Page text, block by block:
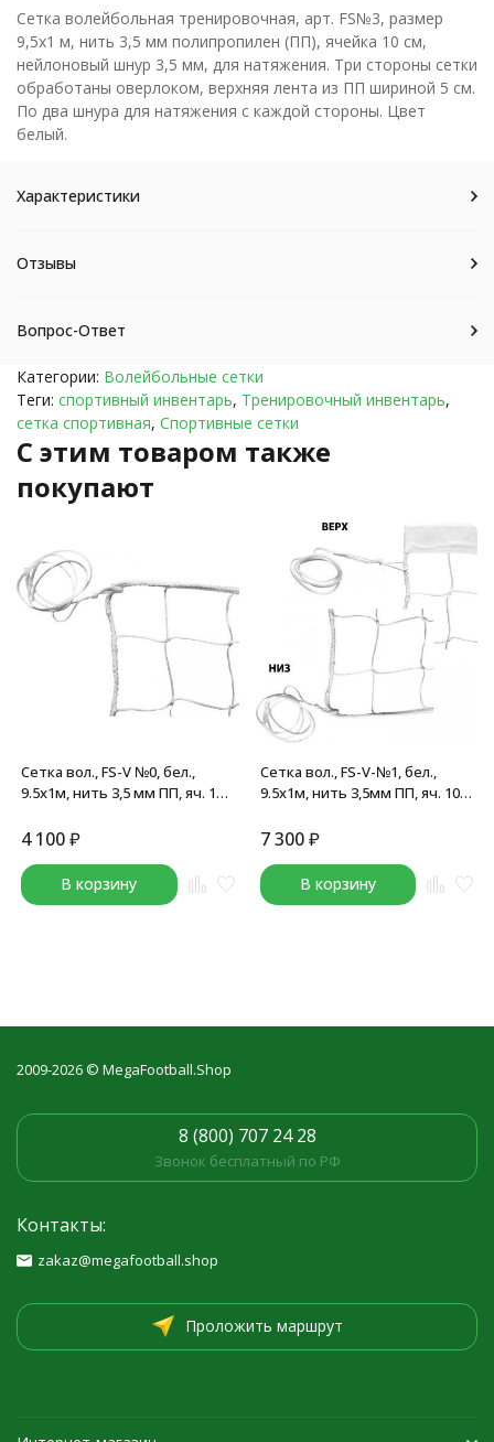
Сетка волейбольная тренировочная, арт. FS№3, размер
9,5х1 м, нить 3,5 мм полипропилен (ПП), ячейка 10 см,
нейлоновый шнур 3,5 мм, для натяжения. Три стороны сетки
обработаны оверлоком, верхняя лента из ПП шириной 5 см.
По два шнура для натяжения с каждой стороны. Цвет
белый.
Характеристики
Отзывы
Вопрос-Ответ
Категории: Волейбольные сетки
Теги: спортивный инвентарь, Тренировочный инвентарь,
сетка спортивная, Спортивные сетки
C этим товаром также
покупают
Сетка вол., FS-V №0, бел.,
9.5х1м, нить 3,5 мм ПП, яч. 10
троса, бел
4 100₽
В корзину
Сетка вол., FS-V-№1, бел.,
9.5х1м, нить 3,5мм ПП, яч. 10
троса, бел
7 300 ₽
В корзину
2009-2026 © MegaFootball.Shop
8 (800) 707 24 28
Звонок бесплатный по РФ
Контакты:
zakaz@megafootball.shop
Проложить маршрут